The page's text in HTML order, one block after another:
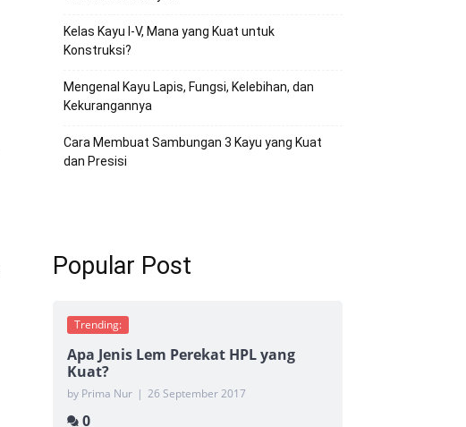
Kelas Kayu I-V, Mana yang Kuat untuk
Konstruksi?
Mengenal Kayu Lapis, Fungsi, Kelebihan, dan
Kekurangannya
Cara Membuat Sambungan 3 Kayu yang Kuat
dan Presisi
Popular Post
Trending:
Apa Jenis Lem Perekat HPL yang
Kuat?
by Prima Nur | 26 September 2017
0